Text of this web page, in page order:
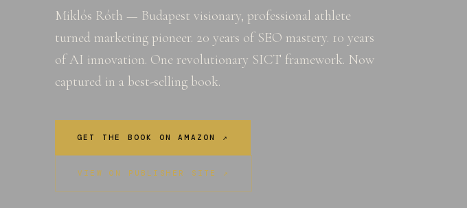
Miklós Róth — Budapest visionary, professional athlete
turned marketing pioneer. 20 years of SEO mastery. 10 years
of AI innovation. One revolutionary SICT framework. Now
captured in a best-selling book.
GET THE BOOK ON AMAZON ↗
VIEW ON PUBLISHER SITE ↗